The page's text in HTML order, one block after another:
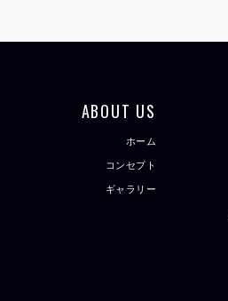
ABOUT US
ホーム
コンセプト
ギャラリー